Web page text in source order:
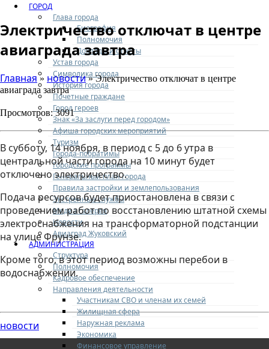
ГОРОД
Глава города
Биография
Полномочия
Доклады и отчеты
Устав города
Символика города
История города
Почетные граждане
Город героев
Знак «За заслуги перед городом»
Афиша городских мероприятий
Туризм
Города-побратимы
Городские программы
Генеральный план города
Правила застройки и землепользования
Экстренные службы
Медиа галерея
Новости
Авиаград Жуковский
АДМИНИСТРАЦИЯ
Структура
Полномочия
Кадровое обеспечение
Направления деятельности
Участникам СВО и членам их семей
Жилищная сфера
Наружная реклама
Экономика
Финансовое управление
Электричество отключат в центре
авиаграда завтра
Главная» новости» Электричество отключат в центре
авиаграда завтра
Просмотров: 3091
В субботу, 14 ноября, в период с 5 до 6 утра в
центральной части города на 10 минут будет
отключено электричество.
Подача ресурсов будет приостановлена в связи с
проведением работ по восстановлению штатной схемы
электроснабжения на трансформаторной подстанции
на улице Фрунзе.
Кроме того, в этот период возможны перебои в
водоснабжении.
новости